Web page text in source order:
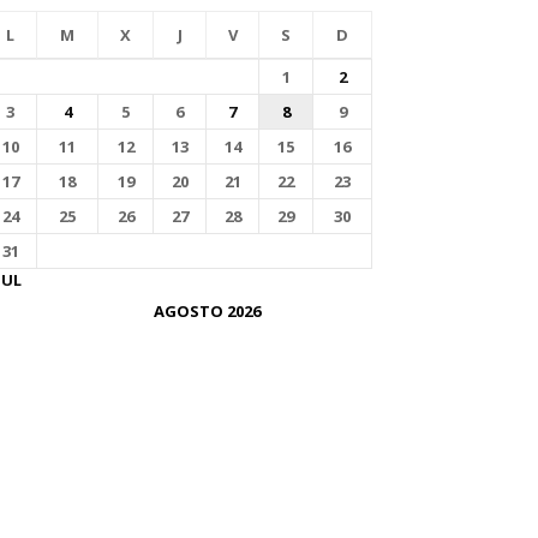
AGOSTO 2026
L M X J V S
D
1
2
3
4 5 6 7 8
9
10
11 12 13 14 15
16
17
18 19 20 21 22
23
24
25 26 27 28 29
30
31